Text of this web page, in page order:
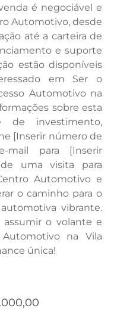
é negociável e
Automotivo, desde
até a carteira de
e suporte
estão disponíveis
em Ser o
Automotivo na
sobre esta
de investimento,
[Inserir número de
para [Inserir
uma visita para
Automotivo e
o caminho para o
vibrante.
o volante e
na Vila
única!